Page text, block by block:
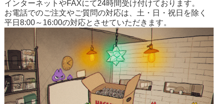
インターネットやFAXにて24時間受け付けております。
お電話でのご注文やご質問の対応は、土・日・祝日を除く
平日8:00～16:00の対応とさせていただきます。